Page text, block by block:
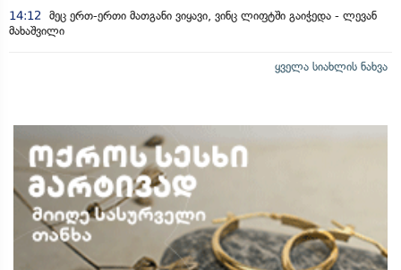
14:12
მეც ერთ-ერთი მათგანი ვიყავი, ვინც ლიფტში გაიჭედა - ლევან
მახაშვილი
ყველა სიახლის ნახვა